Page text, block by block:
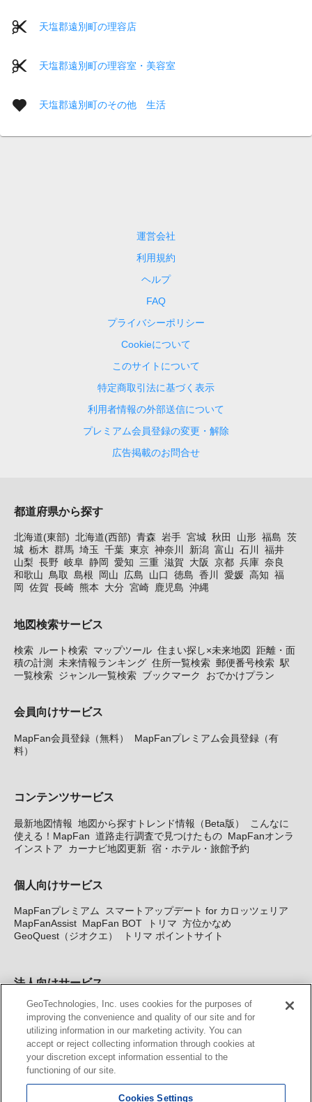
天塩郡遠別町の理容店
天塩郡遠別町の理容室・美容室
天塩郡遠別町のその他 生活
運営会社
利用規約
ヘルプ
FAQ
プライバシーポリシー
Cookieについて
このサイトについて
特定商取引法に基づく表示
利用者情報の外部送信について
プレミアム会員登録の変更・解除
広告掲載のお問合せ
都道府県から探す
北海道(東部) 北海道(西部) 青森 岩手 宮城 秋田 山形 福島 茨
城 栃木 群馬 埼玉 千葉 東京 神奈川 新潟 富山 石川
福井
山梨 長野 岐阜 静岡 愛知 三重 滋賀 大阪 京都 兵庫 奈良
和歌山 鳥取 島根 岡山 広島 山口 徳島 香川 愛媛 高知 福
岡
佐賀 長崎 熊本 大分 宮崎 鹿児島 沖縄
地図検索サービス
検索 ルート検索 マップツール 住まい探し×未来地図
距離・面
積の計測
未来情報ランキング 住所一覧検索 郵便番号検索 駅
一覧検索 ジャンル一覧検索 ブックマーク おでかけプラン
会員向けサービス
MapFan会員登録（無料）
MapFanプレミアム会員登録（有
料）
コンテンツサービス
最新地図情報 地図から探すトレンド情報（Beta版）
こんなに
使える！MapFan 道路走行調査で見つけたもの MapFanオンラ
インストア
カーナビ地図更新 宿・ホテル・旅館予約
個人向けサービス
MapFanプレミアム
スマートアップデート for カロッツェリア
MapFanAssist MapFan BOT トリマ 方位かなめ
GeoQuest（ジオクエ）
トリマ ポイントサイト
法人向けサービス
法人向け地図・位置情報サービス WEBサイト・システム向け地
図API Windows PC向け地図開発キット MapFan DB 住所確認
サービス
MAP WORLD+ トリマ広告 Geo-Research
カーナビ地図更新サービス
GeoTechnologies, Inc. uses cookies for the purposes of
improving the convenience and quality of our site and for
utilizing information in our marketing activity. You can
accept or reject collecting information through cookies at
your discretion except information essential to the
functioning of our site.
Cookies Settings